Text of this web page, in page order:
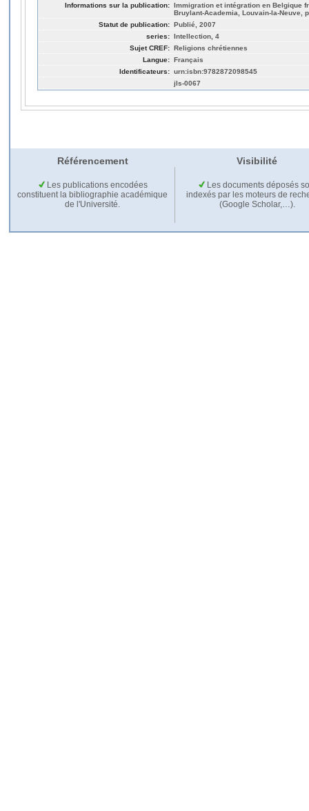
Informations sur la publication: Immigration et intégration en Belgique
Bruylant-Academia, Louvain-la-Neuve,
Statut de publication: Publié, 2007
series: Intellection, 4
Sujet CREF: Religions chrétiennes
Langue: Français
Identificateurs: urn:isbn:9782872098545
jls-0067
Référencement Visibilité
Les publications encodées
constituent la bibliographie académique
de l'Université.
Les documents déposés
indexés par les moteurs de
(Google Scholar,…).